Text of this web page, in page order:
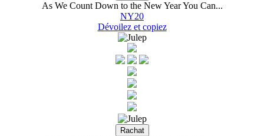
As We Count Down to the New Year You Can...
NY20
Dévoilez et copiez